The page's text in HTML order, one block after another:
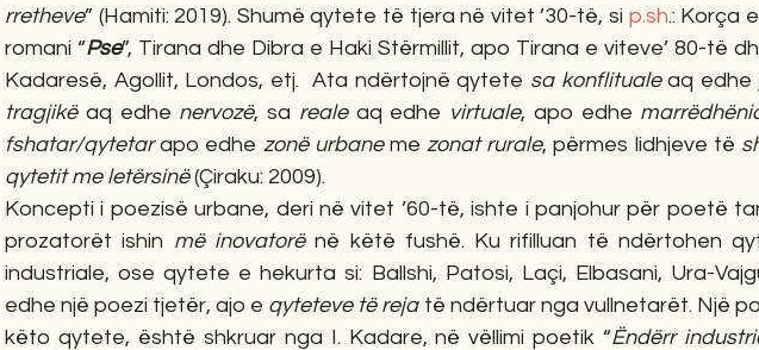
rretheve” (Hamiti: 2019). Shumë qytete të tjera në vitet ’30-të, si p.sh.: Korça
romani “Pse”, Tirana dhe Dibra e Haki Stërmillit, apo Tirana e viteve’ 80-të
Kadaresë, Agollit, Londos, etj.  Ata ndërtojnë qytete sa konflituale aq edhe
tragjikë aq edhe nervozë, sa reale aq edhe virtuale, apo edhe
fshatar/qytetar apo edhe zonë urbane me zonat rurale, përmes lidhjeve të
qytetit me letërsinë (Çiraku: 2009).
Koncepti i poezisë urbane, deri në vitet ’60-të, ishte i panjohur për poetë
prozatorët ishin më inovatorë në këtë fushë. Ku rifilluan të ndërtohen
industriale, ose qytete e hekurta si: Ballshi, Patosi, Laçi, Elbasani, Ura-
edhe një poezi tjetër, ajo e qyteteve të reja të ndërtuar nga vullnetarët. Një
këto qytete, është shkruar nga I. Kadare, në vëllimi poetik “Ëndërr